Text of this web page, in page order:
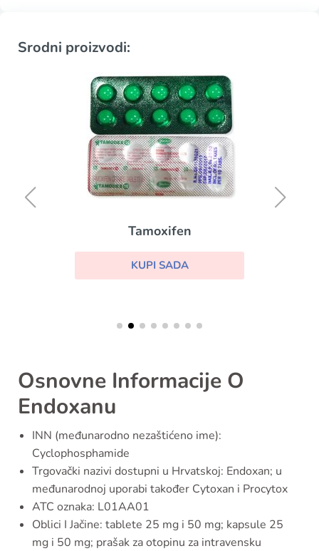
Srodni proizvodi:
Tamoxifen
KUPI SADA
Osnovne Informacije O
Endoxanu
INN (međunarodno nezaštićeno ime):
Cyclophosphamide
Trgovački nazivi dostupni u Hrvatskoj: Endoxan; u
međunarodnoj uporabi također Cytoxan i Procytox
ATC oznaka: L01AA01
Oblici I Jačine: tablete 25 mg i 50 mg; kapsule 25
mg i 50 mg; prašak za otopinu za intravensku